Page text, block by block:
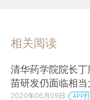
相关阅读
清华药学院院长
苗研发仍面临相
2020年06月09日 APP